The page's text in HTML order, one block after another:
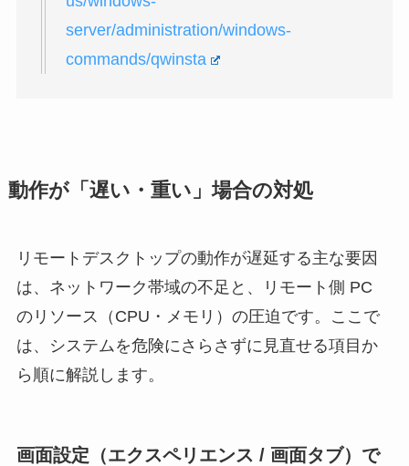
server/administration/windows-
commands/qwinsta
動作が「遅い・重い」場合の対処
リモートデスクトップの動作が遅延する主な要因
は、ネットワーク帯域の不足と、リモート側 PC
のリソース（CPU・メモリ）の圧迫です。ここで
は、システムを危険にさらさずに見直せる項目か
ら順に解説します。
画面設定（エクスペリエンス / 画面タブ）で